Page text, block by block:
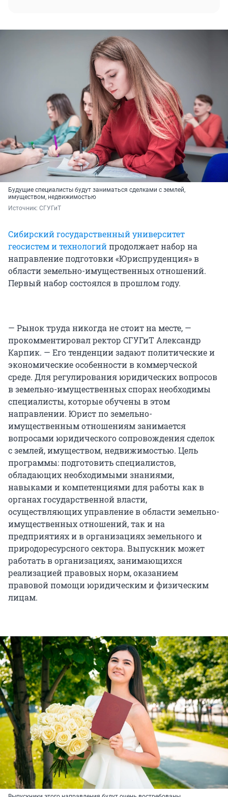
Будущие специалисты будут заниматься сделками с землей,
имуществом, недвижимостью
Источник: СГУГиТ
Сибирский государственный университет
геосистем и технологийпродолжает набор на
направление подготовки «Юриспруденция» в
области земельно-имущественных отношений.
Первый набор состоялся в прошлом году.
— Рынок труда никогда не стоит на месте, —
прокомментировал ректор СГУГиТ Александр
Карпик. — Его тенденции задают политические и
экономические особенности в коммерческой
среде. Для регулирования юридических вопросов
в земельно-имущественных спорах необходимы
специалисты, которые обучены в этом
направлении. Юрист по земельно-
имущественным отношениям занимается
вопросами юридического сопровождения сделок
с землей, имуществом, недвижимостью. Цель
программы: подготовить специалистов,
обладающих необходимыми знаниями,
навыками и компетенциями для работы как в
органах государственной власти,
осуществляющих управление в области земельно-
имущественных отношений, так и на
предприятиях и в организациях земельного и
природоресурсного сектора. Выпускник может
работать в организациях, занимающихся
реализацией правовых норм, оказанием
правовой помощи юридическим и физическим
лицам.